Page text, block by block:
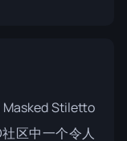
Stiletto
区中一个令人